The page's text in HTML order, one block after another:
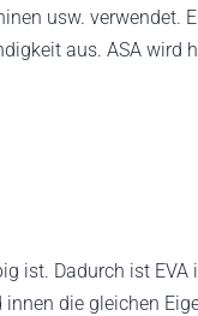
usw. verwendet.
aus. ASA wird
ist. Dadurch ist
die gleichen